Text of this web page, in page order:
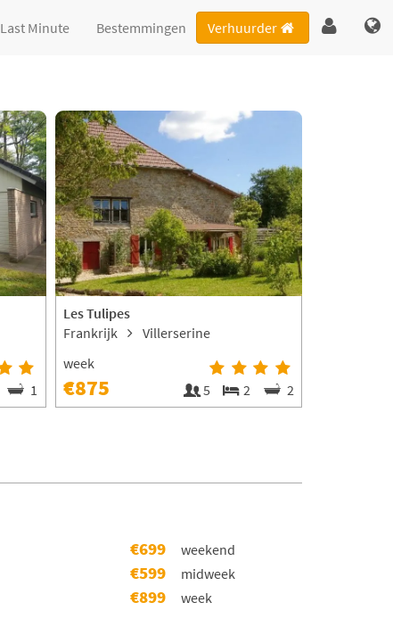
Verhuurder
Last Minute Bestemmingen
1
Les Tulipes
Frankrijk
Villerserine
week
€875 5 2 2
€699 weekend
€599 midweek
€899 week